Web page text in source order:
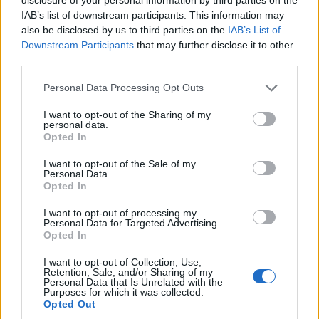
IAB’s list of downstream participants. This information may
also be disclosed by us to third parties on the IAB’s List of
Downstream Participants that may further disclose it to other
Personal Data Processing Opt Outs
I want to opt-out of the Sharing of my
personal data.
Opted In
I want to opt-out of the Sale of my
Personal Data.
Opted In
I want to opt-out of processing my
Personal Data for Targeted Advertising.
Opted In
I want to opt-out of Collection, Use,
Retention, Sale, and/or Sharing of my
Personal Data that Is Unrelated with the
Purposes for which it was collected.
Opted Out
Τ. Θεοδωρικάκος: «Συμβάλλουμε στην εθνική
ασφάλεια της πατρίδας μας με νέο αναπτυξιακό
καθεστώς για την Άμυνα»
ΠΟΛΙΤΙΚΗ
και Ενημέρωσης με το ΕΙΕ
07/08/2026 - 09:22 ΠΟΛΙΤΙΚΗ
Ταϊλάνδη: Επτά νεκροί, 15 τραυματίες από
πυροβολισμούς σε σχολείο - Αυτοκτόνησε ο δράστης
07/08/2026 - 09:11 ΚΟΣΜΟΣ
του Αυγούστου
07/08/2026 - 08:54
Υψηλός κίνδυνος πυρκαγιάς σήμερα σε Αττική,
Κρήτη, Πελοπόννησο, Εύβοια και νησιά του Αιγαίου
07/08/2026 - 08:30